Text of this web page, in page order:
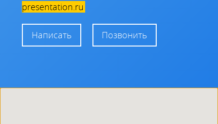
на выставках или просто положить в точках
продаж.
presentation.ru
Написать Позвонить